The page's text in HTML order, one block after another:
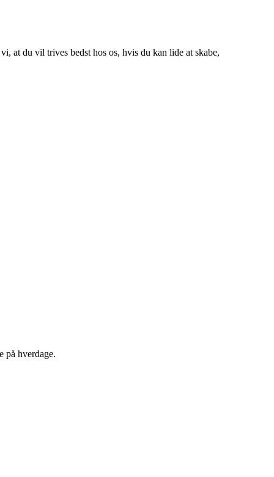
at du vil trives bedst hos os, hvis du kan lide at skabe,
på hverdage.